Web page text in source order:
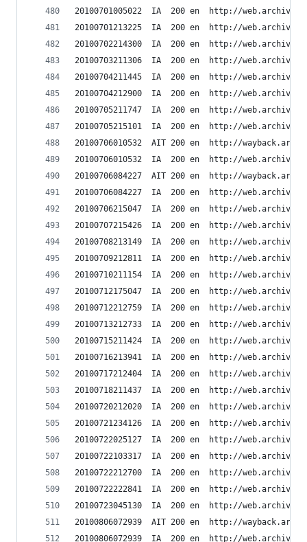
20100701005022	IA	200
20100701213225	IA	200
20100702214300	IA	200
20100703211306	IA	200
20100704211445	IA	200
20100704212900	IA	200
20100705211747	IA	200
20100705215101	IA	200
20100706010532	AIT	200
20100706010532	IA	200
20100706084227	AIT	200
20100706084227	IA	200
20100706215047	IA	200
20100707215426	IA	200
20100708213149	IA	200
20100709212811	IA	200
20100710211154	IA	200
20100712175047	IA	200
20100712212759	IA	200
20100713212733	IA	200
20100715211424	IA	200
20100716213941	IA	200
20100717212404	IA	200
20100718211437	IA	200
20100720212020	IA	200
20100721234126	IA	200
20100722025127	IA	200
20100722103317	IA	200
20100722212700	IA	200
20100722222841	IA	200
20100723045130	IA	200
20100806072939	AIT	200
20100806072939	IA	200